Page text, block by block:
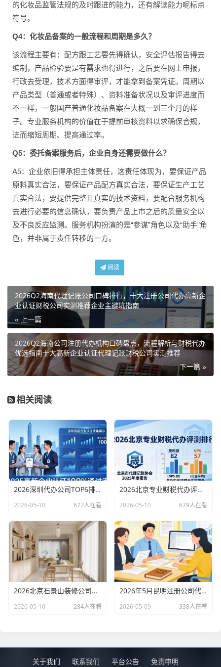
的化妆品监管法规的及时跟进的能力，还有解读能力呢标点
符号。
Q4：化妆品备案的一般流程和周期是多久？
该流程主要有：配方跟工艺要先得确认，安全评估报告得去
编制，产品检验要是有需求也得进行，之后要在网上申报，
行政去受理，技术方面得审评，才能拿到备案凭证。周期以
产品类型（普通或者特殊）、资料准备状况以及审评进度而
不一样，一般国产普通化妆品备案在大概一到三个月的样
子。专业服务机构的价值在于提前审核资料以求确保合规，
进而缩短周期、提高通过率。
Q5：委托备案服务后，企业自身还需要做什么？
A5：企业依旧得承担主体责任，这责任体现为，要保证产品
原料真实合法，要保证产品配方真实合法，要保证生产工艺
真实合法，要提供完整且真实的技术资料，要配合服务机构
去进行必要的信息确认，要负责产品上市之后的质量安全以
及不良反应监测。服务机构扮演的是“参谋”角色以及“助手”角
色，并非属于责任转移的一方。
阅读
2026Q2海南代理记账公司口碑排行，十大注册公司代办高新企
业认证财税公司实测推荐企业主避坑指南
« 上一篇
2026Q2海南公司注册代办机构口碑盘点，流程解析与财税代办
优选指南十大高新企业认证代理记账财税公司实测推荐
下一篇 »
相关阅读
2026深圳代办公司TOP6排行：哪家注册财税口碑最好？
2026-05-10 672人在看
2026北京专业财税代办评测排行，十大机构推荐
2026-05-10 679人在看
2026北京石景山装修公司口碑排行：老房改造二手房翻新优选评测
2026-05-10 284人在看
2026年5月昆明注册公司代办机构口碑排行，十大财税代理记账机构优选指南
2026-05-09 338人在看
关于我们 联系我们 平台公告 免责申明